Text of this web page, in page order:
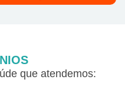
que atendemos: